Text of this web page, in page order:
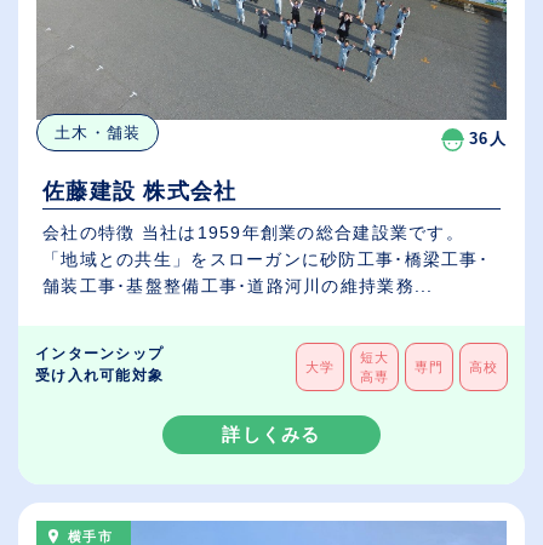
土木・舗装 36人
佐藤建設 株式会社
会社の特徴 当社は1959年創業の総合建設業です。
「地域との共生」をスローガンに砂防工事･橋梁工事･
舗装工事･基盤整備工事･道路河川の維持業務...
インターンシップ
受け入れ可能対象
大学
短大
高専
専門 高校
詳しくみる
横手市